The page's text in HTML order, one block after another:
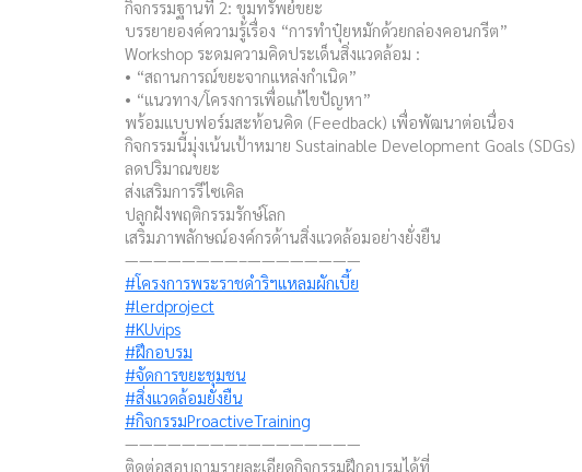
กิจกรรมฐานที่ 2: ขุมทรัพย์ขยะ
บรรยายองค์ความรู้เรื่อง “การทำปุ๋ยหมักด้วยกล่องคอนกรีต”
Workshop ระดมความคิดประเด็นสิ่งแวดล้อม :
• “สถานการณ์ขยะจากแหล่งกำเนิด”
• “แนวทาง/โครงการเพื่อแก้ไขปัญหา”
พร้อมแบบฟอร์มสะท้อนคิด (Feedback) เพื่อพัฒนาต่อเนื่อง
กิจกรรมนี้มุ่งเน้นเป้าหมาย Sustainable Development Goals (SDGs)
ลดปริมาณขยะ
ส่งเสริมการรีไซเคิล
ปลูกฝังพฤติกรรมรักษ์โลก
เสริมภาพลักษณ์องค์กรด้านสิ่งแวดล้อมอย่างยั่งยืน
————————–————————
#โครงการพระราชดำริฯแหลมผักเบี้ย
#lerdproject
#KUvips
#ฝึกอบรม
#จัดการขยะชุมชน
#สิ่งแวดล้อมยั่งยืน
#กิจกรรมProactiveTraining
————————–————————
ติดต่อสอบถามรายละเอียดกิจกรรมฝึกอบรมได้ที่